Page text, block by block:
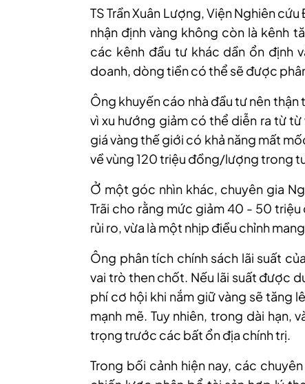
TS Trần Xuân Lượng, Viện Nghiên
nhận định vàng không còn là kênh
các kênh đầu tư khác dần ổn định
doanh, dòng tiền có thể sẽ được
Ông khuyến cáo nhà đầu tư nên
vì xu hướng giảm có thể diễn ra từ
giá vàng thế giới có khả năng mất
về vùng 120 triệu đồng/lượng trong
Ở một góc nhìn khác, chuyên gia
Trãi cho rằng mức giảm 40 - 50
rủi ro, vừa là một nhịp điều chỉnh
Ông phân tích chính sách lãi suất
vai trò then chốt. Nếu lãi suất được
phí cơ hội khi nắm giữ vàng sẽ tăng
mạnh mẽ. Tuy nhiên, trong dài hạn,
trọng trước các bất ổn địa chính trị.
Trong bối cảnh hiện nay, các